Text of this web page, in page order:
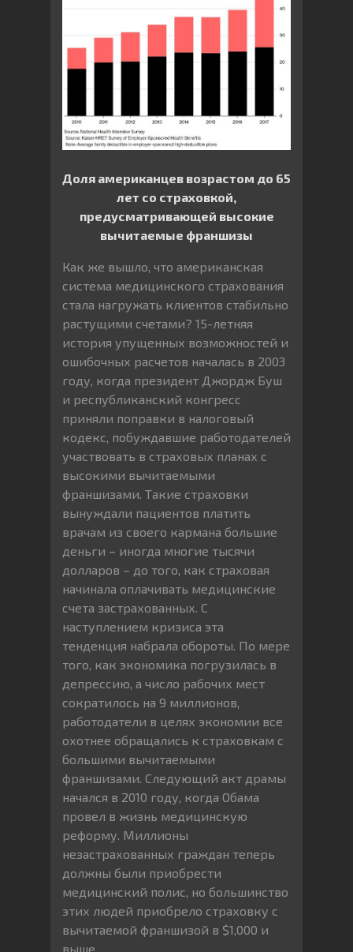
Доля американцев возрастом до 65
лет со страховкой,
предусматривающей высокие
вычитаемые франшизы
Как же вышло, что американская
система медицинского страхования
стала нагружать клиентов стабильно
растущими счетами? 15-летняя
история упущенных возможностей и
ошибочных расчетов началась в 2003
году, когда президент Джордж Буш
и республиканский конгресс
приняли поправки в налоговый
кодекс, побуждавшие работодателей
участвовать в страховых планах с
высокими вычитаемыми
франшизами. Такие страховки
вынуждали пациентов платить
врачам из своего кармана большие
деньги – иногда многие тысячи
долларов – до того, как страховая
начинала оплачивать медицинские
счета застрахованных. С
наступлением кризиса эта
тенденция набрала обороты. По мере
того, как экономика погрузилась в
депрессию, а число рабочих мест
сократилось на 9 миллионов,
работодатели в целях экономии все
охотнее обращались к страховкам с
большими вычитаемыми
франшизами. Следующий акт драмы
начался в 2010 году, когда Обама
провел в жизнь медицинскую
реформу. Миллионы
незастрахованных граждан теперь
должны были приобрести
медицинский полис, но большинство
этих людей приобрело страховку с
вычитаемой франшизой в $1,000 и
выше.